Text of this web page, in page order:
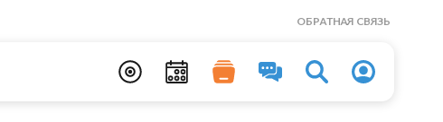
ОБРАТНАЯ СВЯЗЬ